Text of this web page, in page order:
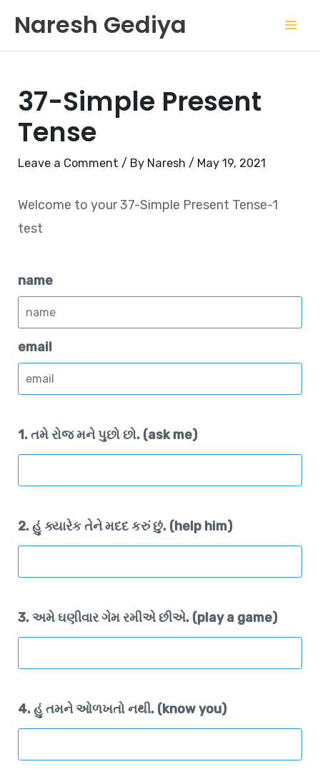
content
Naresh Gediya
37-Simple Present
Tense
Leave a Comment / By Naresh/ May 19, 2021
Welcome to your 37-Simple Present Tense-1
test
name
email
1. તમે રોજ મને પુછો છો. (ask me)
2. હું ક્યારેક તેને મદદ કરું છું. (help him)
3. અમે ઘણીવાર ગેમ રમીએ છીએ. (play a game)
4. હું તમને ઓળખતો નથી. (know you)